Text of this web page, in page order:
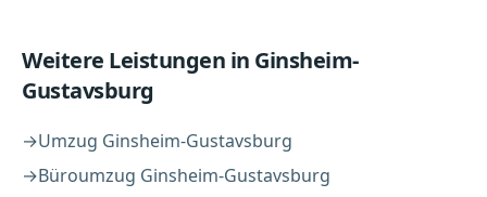
Weitere Leistungen in Ginsheim-
Gustavsburg
→Umzug Ginsheim-Gustavsburg
→Büroumzug Ginsheim-Gustavsburg